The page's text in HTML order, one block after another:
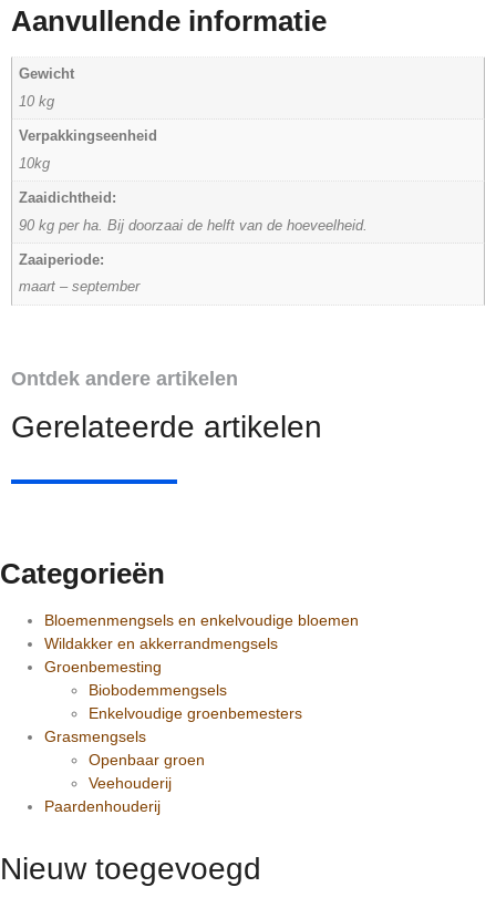
Aanvullende informatie
Gewicht
10 kg
Verpakkingseenheid
10kg
Zaaidichtheid:
90 kg per ha. Bij doorzaai de helft van de hoeveelheid.
Zaaiperiode:
maart – september
Ontdek andere artikelen
Gerelateerde artikelen
Categorieën
Bloemenmengsels en enkelvoudige bloemen
Wildakker en akkerrandmengsels
Groenbemesting
Biobodemmengsels
Enkelvoudige groenbemesters
Grasmengsels
Openbaar groen
Veehouderij
Paardenhouderij
Nieuw toegevoegd